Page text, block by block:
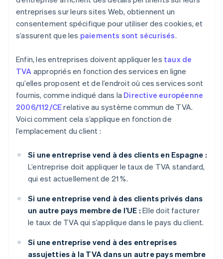
entreprises sur leurs sites Web, obtiennent un
consentement spécifique pour utiliser des cookies, et
s’assurent que les paiements sont sécurisés.
Enfin, les entreprises doivent appliquer les taux de
TVA appropriés en fonction des services en ligne
qu’elles proposent et de l’endroit où ces services sont
fournis, comme indiqué dans la Directive européenne
2006/112/CErelative au système commun de TVA.
Voici comment cela s’applique en fonction de
l’emplacement du client :
Si une entreprise vend à des clients en Espagne :
L’entreprise doit appliquer le taux de TVA standard,
qui est actuellement de 21 %.
Si une entreprise vend à des clients privés dans
un autre pays membre de l’UE : Elle doit facturer
le taux de TVA qui s’applique dans le pays du client.
Si une entreprise vend à des entreprises
assujetties à la TVA dans un autre pays membre